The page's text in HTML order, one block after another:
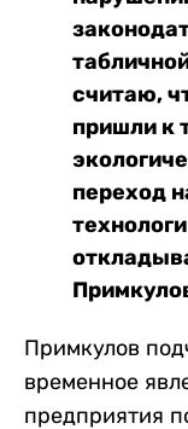
считаю,
пришли к
переход
Примкулов
временное
предприятия